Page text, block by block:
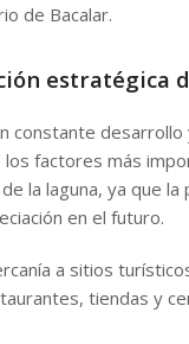
de Bacalar.
estratégica
constante
factores más
la laguna, ya que
en el futuro.
a sitios
tiendas y